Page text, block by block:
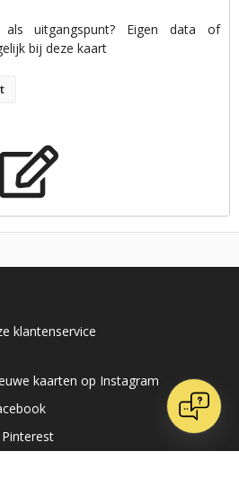
uitgangspunt? Eigen data of
bij deze kaart
klantenservice
kaarten op Instagram